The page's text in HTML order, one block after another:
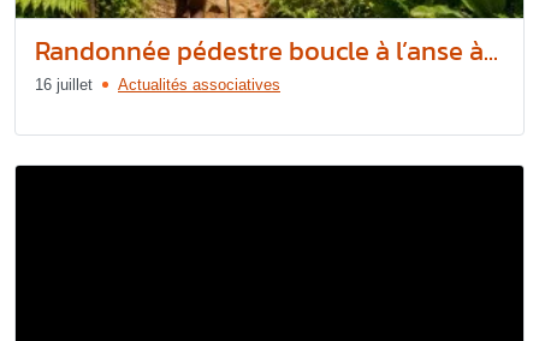
Randonnée pédestre boucle à l’anse à...
16 juillet Actualités associatives